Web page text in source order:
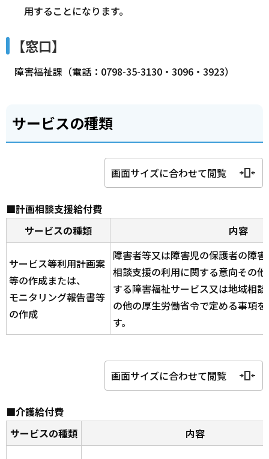
用することになります。
【窓口】
障害福祉課（電話：0798-35-3130・3096・3923）
サービスの種類
画面サイズに合わせて閲覧
■計画相談支援給付費
サービスの種類
内容
サービス等利用計画案
等の作成または、
モニタリング報告書等
の作成
障害者等又は障害児の保護者の障
相談支援の利用に関する意向その
する障害福祉サービス又は地域相
の他の厚生労働省令で定める事項
す。
画面サイズに合わせて閲覧
■介護給付費
サービスの種類
内容